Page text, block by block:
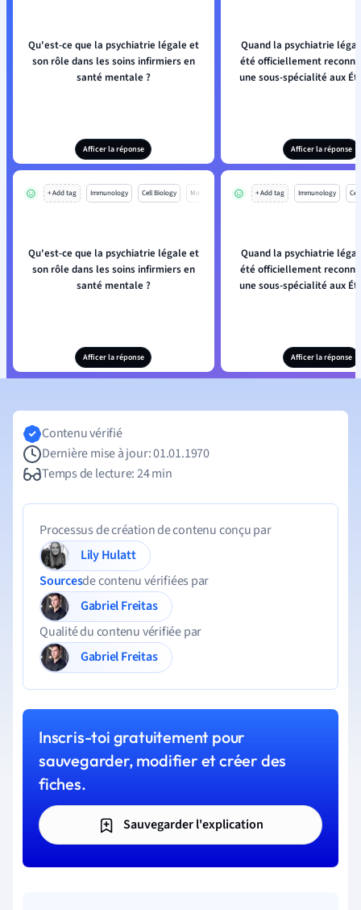
Qu'est-ce que la psychiatrie légale et
son rôle dans les soins infirmiers en
santé mentale ?
Afficer la réponse
Quand la psychiatrie
été officiellement
une sous-spécialité aux
Afficer la réponse
+ Add tag Immunology Cell Biology Mo
Qu'est-ce que la psychiatrie légale et
son rôle dans les soins infirmiers en
santé mentale ?
Afficer la réponse
+ Add tag Immunology
Quand la psychiatrie
été officiellement
une sous-spécialité aux
Afficer la réponse
Contenu vérifié
Dernière mise à jour: 01.01.1970
Temps de lecture: 24 min
Processus de création de contenu conçu par
Lily Hulatt
Sourcesde contenu vérifiées par
Gabriel Freitas
Qualité du contenu vérifiée par
Gabriel Freitas
Inscris-toi gratuitement pour
sauvegarder, modifier et créer des
fiches.
Sauvegarder l'explication